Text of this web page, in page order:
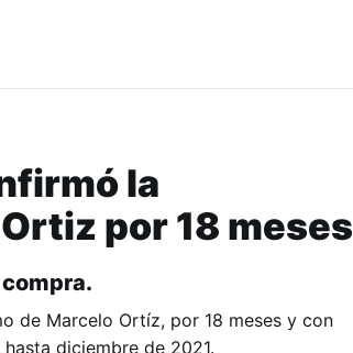
la
por 18 meses
de Marcelo Ortíz, por 18 meses y con
diciembre de 2021.